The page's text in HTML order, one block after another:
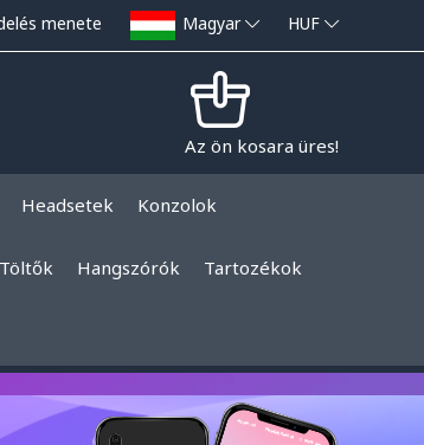
menete Magyar HUF
Az ön kosara üres!
Headsetek Konzolok
Töltők Hangszórók Tartozékok